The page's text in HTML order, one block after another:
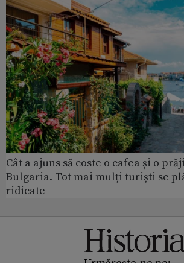
Cât a ajuns să coste o cafea și o
Bulgaria. Tot mai mulți turiști se
ridicate